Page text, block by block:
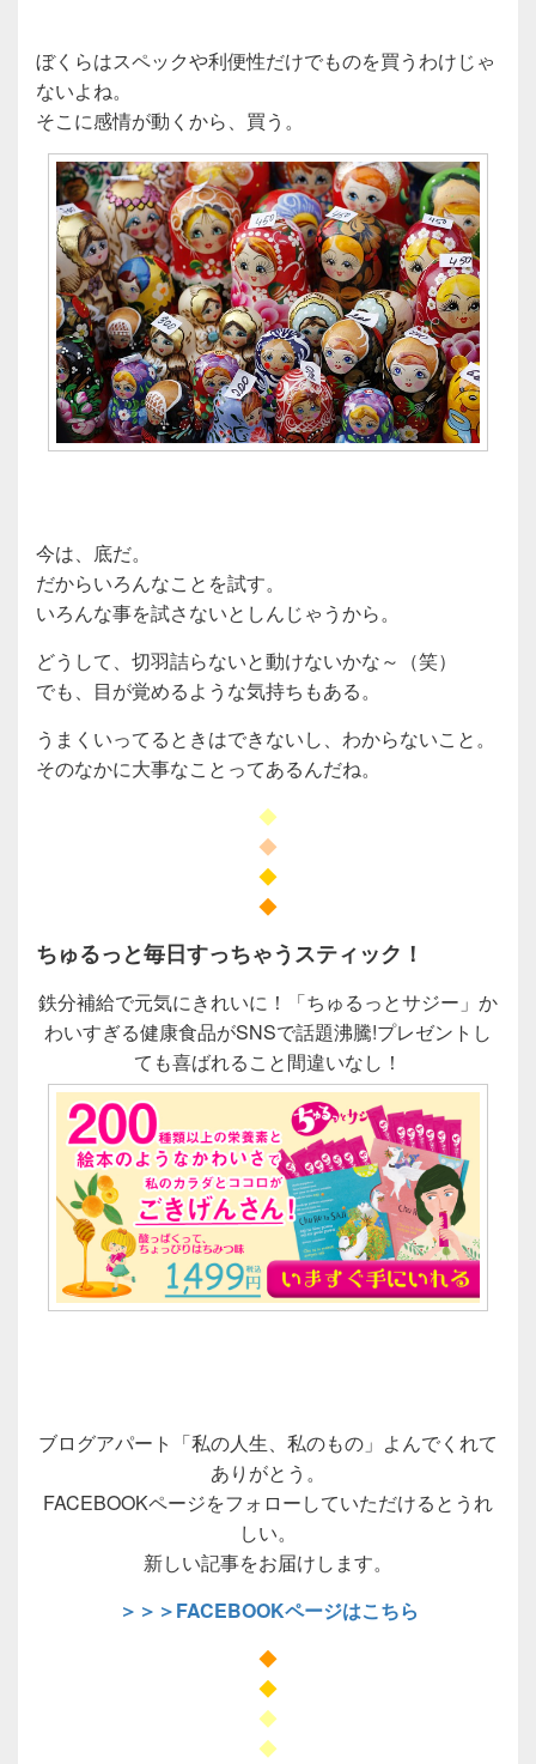
ぼくらはスペックや利便性だけでものを買うわけじゃ
ないよね。
そこに感情が動くから、買う。
今は、底だ。
だからいろんなことを試す。
いろんな事を試さないとしんじゃうから。
どうして、切羽詰らないと動けないかな～（笑）
でも、目が覚めるような気持ちもある。
うまくいってるときはできないし、わからないこと。
そのなかに大事なことってあるんだね。
◆
◆
◆
◆
ちゅるっと毎日すっちゃうスティック！
鉄分補給で元気にきれいに！「ちゅるっとサジー」か
わいすぎる健康食品がSNSで話題沸騰!プレゼントし
ても喜ばれること間違いなし！
ブログアパート「私の人生、私のもの」よんでくれて
ありがとう。
FACEBOOKページをフォローしていただけるとうれ
しい。
新しい記事をお届けします。
＞＞＞FACEBOOKページはこちら
◆
◆
◆
◆